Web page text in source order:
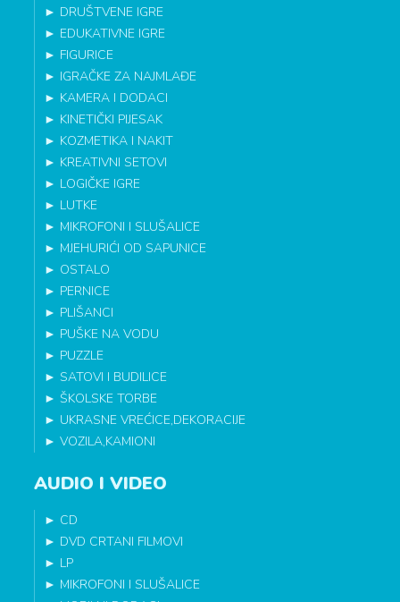
► DRUŠTVENE IGRE
► EDUKATIVNE IGRE
► FIGURICE
► IGRAČKE ZA NAJMLAĐE
► KAMERA I DODACI
► KINETIČKI PIJESAK
► KOZMETIKA I NAKIT
► KREATIVNI SETOVI
► LOGIČKE IGRE
► LUTKE
► MIKROFONI I SLUŠALICE
► MJEHURIĆI OD SAPUNICE
► OSTALO
► PERNICE
► PLIŠANCI
► PUŠKE NA VODU
► PUZZLE
►SATOVI I BUDILICE
►ŠKOLSKE TORBE
► UKRASNE VREĆICE,DEKORACIJE
►VOZILA,KAMIONI
AUDIO I VIDEO
► CD
► DVD CRTANI FILMOVI
► LP
► MIKROFONI I SLUŠALICE